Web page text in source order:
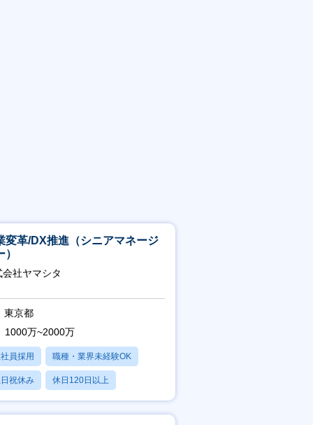
変革/DX推進（シニアマネージ
会社ヤマシタ
東京都
1000万~2000万
員採用 職種・業界未経験OK
祝休み 休日120日以上
・育休あり